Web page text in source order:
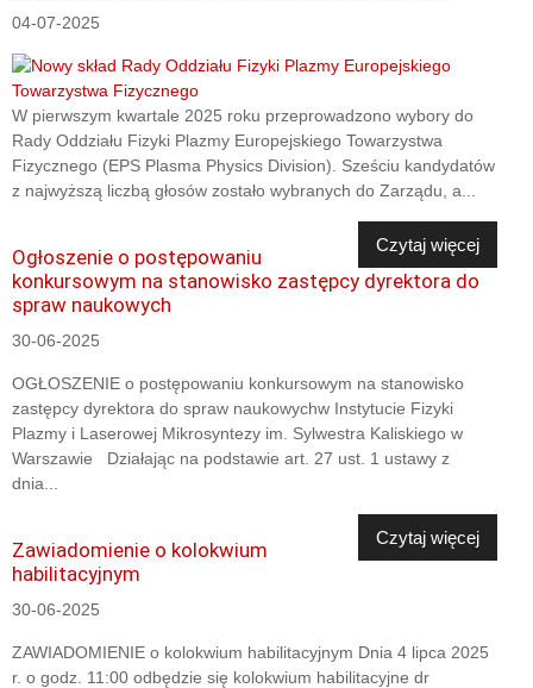
04-07-2025
W pierwszym kwartale 2025 roku przeprowadzono wybory do
Rady Oddziału Fizyki Plazmy Europejskiego Towarzystwa
Fizycznego (EPS Plasma Physics Division). Sześciu kandydatów
z najwyższą liczbą głosów zostało wybranych do Zarządu, a...
Czytaj więcej
Ogłoszenie o postępowaniu
konkursowym na stanowisko zastępcy dyrektora do
spraw naukowych
30-06-2025
OGŁOSZENIE o postępowaniu konkursowym na stanowisko
zastępcy dyrektora do spraw naukowychw Instytucie Fizyki
Plazmy i Laserowej Mikrosyntezy im. Sylwestra Kaliskiego w
Warszawie Działając na podstawie art. 27 ust. 1 ustawy z
dnia...
Czytaj więcej
Zawiadomienie o kolokwium
habilitacyjnym
30-06-2025
ZAWIADOMIENIE o kolokwium habilitacyjnym Dnia 4 lipca 2025
r. o godz. 11:00 odbędzie się kolokwium habilitacyjne dr